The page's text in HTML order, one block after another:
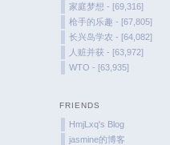
家庭梦想 - [69,316]
枪手的乐趣 - [67,805]
长兴岛学农 - [64,082]
人赃并获 - [63,972]
WTO - [63,935]
FRIENDS
HmjLxq's Blog
jasmine的博客